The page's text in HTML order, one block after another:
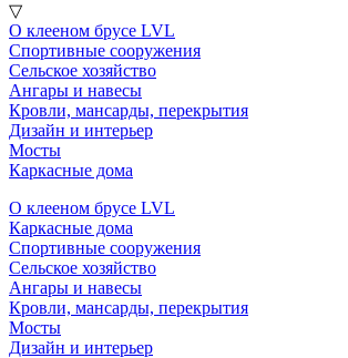
▽
О клееном брусе LVL
Спортивные сооружения
Сельское хозяйство
Ангары и навесы
Кровли, мансарды, перекрытия
Дизайн и интерьер
Мосты
Каркасные дома
О клееном брусе LVL
Каркасные дома
Спортивные сооружения
Сельское хозяйство
Ангары и навесы
Кровли, мансарды, перекрытия
Мосты
Дизайн и интерьер